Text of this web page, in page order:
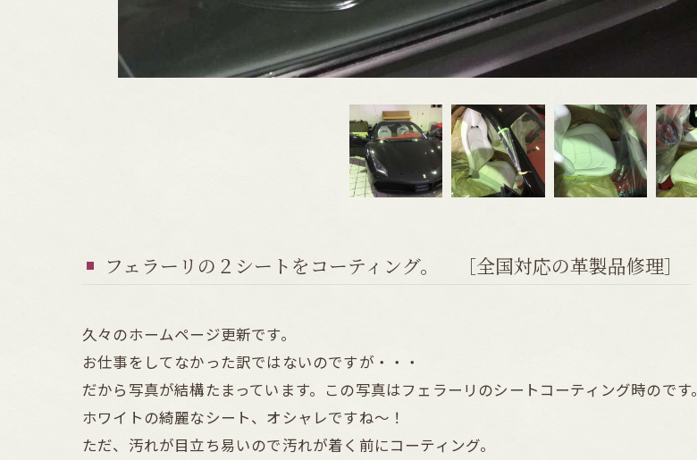
フェラーリの２シートをコーティング。 ［全国対応の革製品修理］
久々のホームページ更新です。
お仕事をしてなかった訳ではないのですが・・・
だから写真が結構たまっています。この写真はフェラーリのシートコーティング時のです。
ホワイトの綺麗なシート、オシャレですね～！
ただ、汚れが目立ち易いので汚れが着く前にコーティング。